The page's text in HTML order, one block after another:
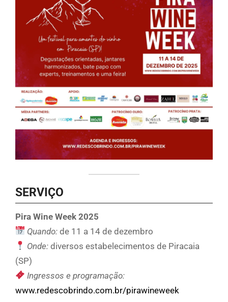
SERVIÇO
Pira Wine Week 2025
Quando: de 11 a 14 de dezembro
Onde: diversos estabelecimentos de Piracaia
(SP)
Ingressos e programação:
www.redescobrindo.com.br/pirawineweek